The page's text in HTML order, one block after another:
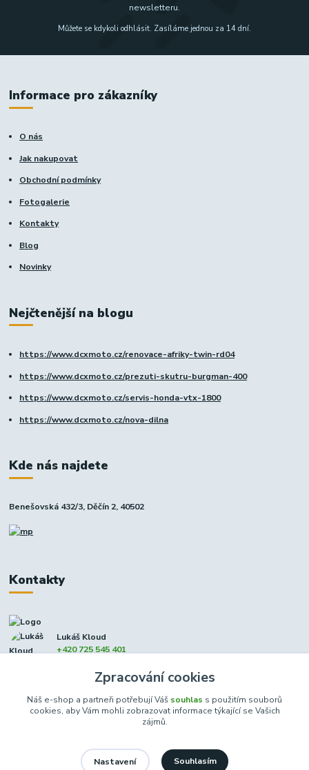
newsletteru.
Můžete se kdykoli odhlásit. Zasíláme jednou za 14 dní.
Informace pro zákazníky
O nás
Jak nakupovat
Obchodní podmínky
Fotogalerie
Kontakty
Blog
Novinky
Nejčtenější na blogu
https://www.dcxmoto.cz/renovace-afriky-twin-rd04
https://www.dcxmoto.cz/prezuti-skutru-burgman-400
https://www.dcxmoto.cz/servis-honda-vtx-1800
https://www.dcxmoto.cz/nova-dilna
Kde nás najdete
Benešovská 432/3, Děčín 2, 40502
Kontakty
Lukáš Kloud
+420 725 545 401
Zpracování cookies
Náš e-shop a partneři potřebují Váš souhlas s použitím souborů
cookies, aby Vám mohli zobrazovat informace týkající se Vašich
zájmů.
Nastavení Souhlasím